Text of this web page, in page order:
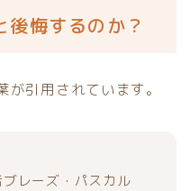
悔するのか？
引用されています。
レーズ・パスカル